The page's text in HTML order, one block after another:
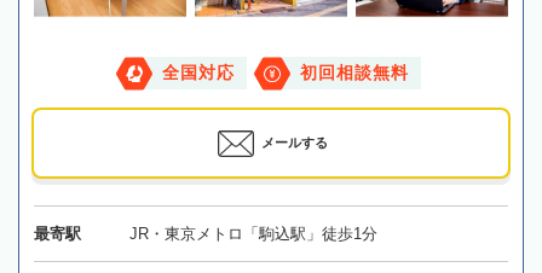
全国対応 初回相談無料
メールする
最寄駅 JR・東京メトロ「駒込駅」徒歩1分